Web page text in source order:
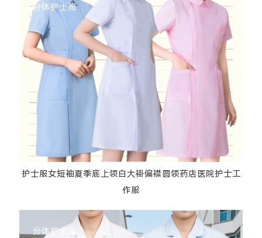
分体护士服
护士服女短袖夏季底上领白大褂偏襟圆领药店医院护士工
作服
分体护士服